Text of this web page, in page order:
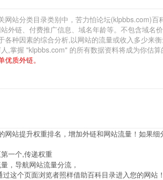
站分类目录类别中，苦力怕论坛(klpbbs.com)百
外链、付费推广信息、域名年龄等。不包含域名
种因素的综合分析,以网站的流量或收入多少来衡
,掌握 "klpbbs.com" 的所有数据资料将成为你估
质外链。
站提升权重排名，增加外链和网站流量！如果细
一个,传递权重
，导航网站流量分流，
这个页面浏览者照样借助百科目录进入您的网站！